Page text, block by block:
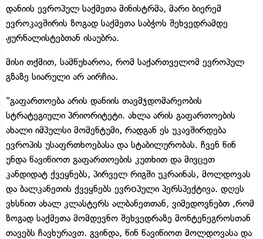
დანიის ევროპულ საქმეთა მინისტრმა, მარი ბიერემ
ევროკავშირის ზოგად საქმეთა საბჭოს შეხვედრამდე
ჟურნალისტებთან ისაუბრა.
მისი თქმით, სამწუხაროა, რომ საქართველომ ევროპულ
გზაზე სიარული არ აირჩია.
"გაფართოება არის დანიის თავმჯდომარეობის
სტრატეგიული პრიორიტეტი. ახლა არის გაფართოების
ახალი იმპულსი მომენტუმი, რადგან ეს უკავშირდება
ევროპის უსაფრთხოებასა და სტაბილურობას. ჩვენ წინ
უნდა წავიწიოთ გაფართოების კუთხით და მივცეთ
კანდიდატ ქვეყნებს, პირველ რიგში უკრაინას, მოლდოვას
და ბალკანეთის ქვეყნებს ევრoპული პერსპექტივა. დღეს
ვხსნით ახალ კლასტერს ალბანეთთან, ვიმედოვნებთ ,რომ
ზოგად საქმეთა მომდევნო შეხვედრაზე მონტენეგროსთან
თავებს ჩავხურავთ. გვინდა, წინ წავიწიოთ მოლდოვასა და